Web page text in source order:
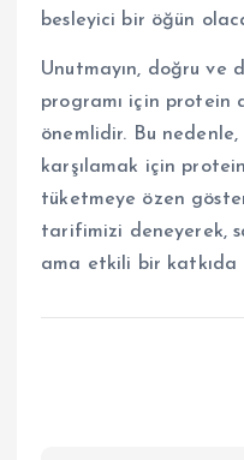
besleyici bir öğün
Unutmayın, doğru ve
programı için protein
önemlidir. Bu nedenle,
karşılamak için
tüketmeye özen
tarifimizi deneyerek,
ama etkili bir katkıda